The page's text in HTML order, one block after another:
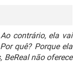
contrário, ela vai
quê? Porque ela
não oferece